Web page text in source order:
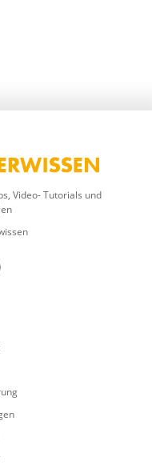
Video- Tutorials und
Facebook
auf Twitter